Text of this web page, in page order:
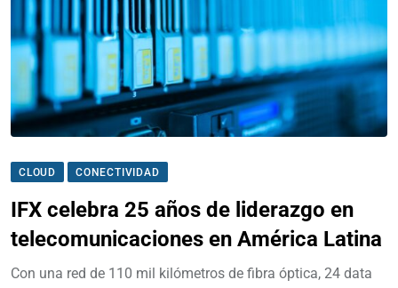
CLOUD CONECTIVIDAD
IFX celebra 25 años de liderazgo en
telecomunicaciones en América Latina
Con una red de 110 mil kilómetros de fibra óptica, 24 data